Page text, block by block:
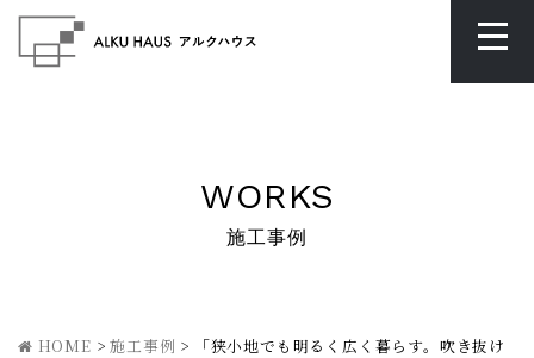
WORKS
施工事例
HOME >施工事例 >
「狭小地でも明るく広く暮らす。吹き抜け